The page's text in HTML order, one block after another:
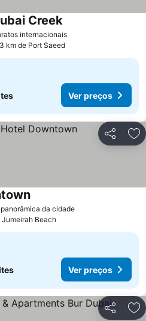
internacionais
Creek
km de Port Saeed
Ver preços
Partilhar
da cidade
Jumeirah Beach
Ver preços
Partilhar